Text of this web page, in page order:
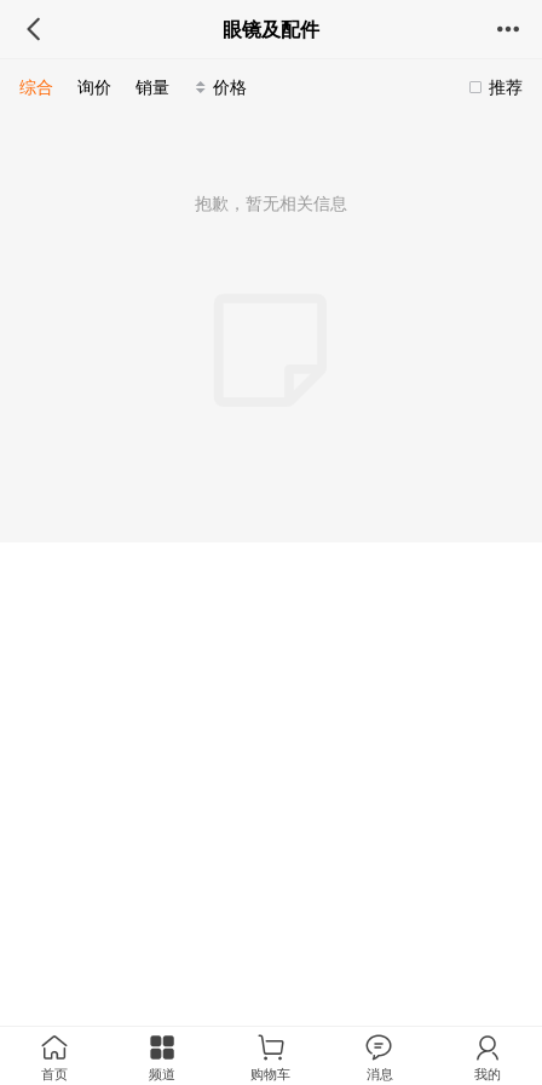
眼镜及配件
推荐
综合 询价 销量 价格
抱歉，暂无相关信息
首页 频道 购物车 消息 我的